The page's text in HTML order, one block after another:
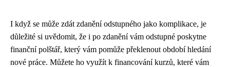
I když se může zdát zdanění odstupného jako komplikace, je
důležité si uvědomit, že i po zdanění vám odstupné poskytne
finanční polštář, který vám pomůže překlenout období hledání
nové práce. Můžete ho využít k financování kurzů, které vám